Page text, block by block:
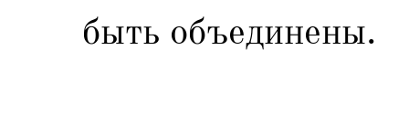
быть объединены.